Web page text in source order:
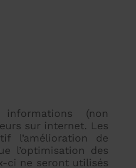
(non
sur internet. Les
l’amélioration de
l’optimisation des
ci ne seront utilisés